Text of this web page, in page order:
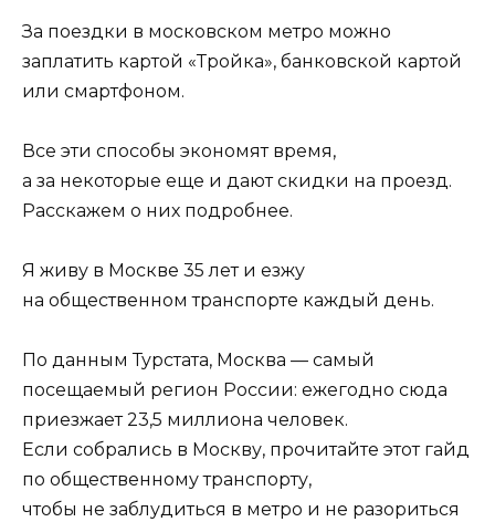
За поездки в московском метро можно
заплатить картой «Тройка», банковской картой
или смартфоном.
Все эти способы экономят время,
а за некоторые еще и дают скидки на проезд.
Расскажем о них подробнее.
Я живу в Москве 35 лет и езжу
на общественном транспорте каждый день.
По данным Турстата, Москва — самый
посещаемый регион России: ежегодно сюда
приезжает 23,5 миллиона человек.
Если собрались в Москву, прочитайте этот гайд
по общественному транспорту,
чтобы не заблудиться в метро и не разориться